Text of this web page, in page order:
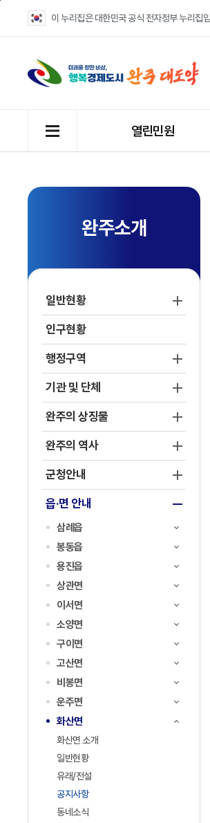
이 누리집은 대한민국 공식 전자정부 누리집
열린민원
완주소개
일반현황
인구현황
행정구역
기관 및 단체
완주의 상징물
완주의 역사
군청안내
읍·면 안내
삼례읍
봉동읍
용진읍
상관면
이서면
소양면
구이면
고산면
비봉면
운주면
화산면
화산면 소개
일반현황
유래/전설
공지사항
동네소식